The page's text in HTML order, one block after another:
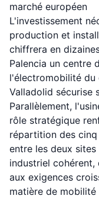
marché européen
L'investissement
production et
chiffrera en
Palencia un centre
l'électromobilité du
Valladolid sécurise
Parallèlement,
rôle stratégique
répartition des
entre les deux
industriel
aux exigences
matière de mobilité